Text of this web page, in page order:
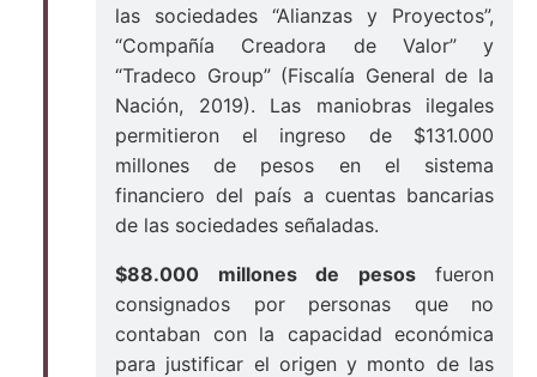
las sociedades “Alianzas y Proyectos”,
“Compañía Creadora de Valor” y
“Tradeco Group” (Fiscalía General de la
Nación, 2019). Las maniobras ilegales
permitieron el ingreso de $131.000
millones de pesos en el sistema
financiero del país a cuentas bancarias
de las sociedades señaladas.
$88.000 millones de pesosfueron
consignados por personas que no
contaban con la capacidad económica
para justificar el origen y monto de las